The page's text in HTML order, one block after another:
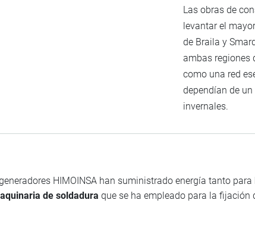
Las obras de
levantar el
de Braila y
ambas regiones
como una red
dependían de
invernales.
HIMOINSA han suministrado energía tanto para
de soldadura que se ha empleado para la